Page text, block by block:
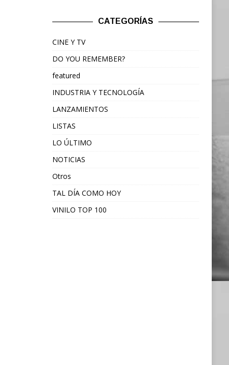
CATEGORÍAS
CINE Y TV
DO YOU REMEMBER?
featured
INDUSTRIA Y TECNOLOGÍA
LANZAMIENTOS
LISTAS
LO ÚLTIMO
NOTICIAS
Otros
TAL DÍA COMO HOY
VINILO TOP 100